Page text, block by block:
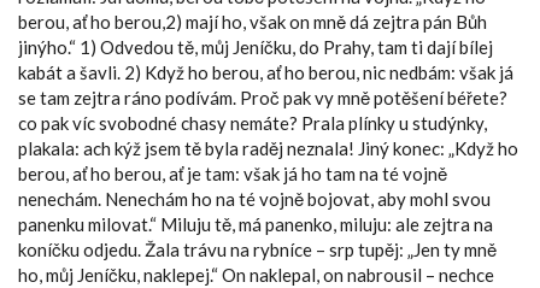
berou, ať ho berou,2) mají ho, však on mně dá zejtra pán Bůh
jinýho.“ 1) Odvedou tě, můj Jeníčku, do Prahy, tam ti dají bílej
kabát a šavli. 2) Když ho berou, ať ho berou, nic nedbám: však já
se tam zejtra ráno podívám. Proč pak vy mně potěšení béřete?
co pak víc svobodné chasy nemáte? Prala plínky u studýnky,
plakala: ach kýž jsem tě byla raděj neznala! Jiný konec: „Když ho
berou, ať ho berou, ať je tam: však já ho tam na té vojně
nenechám. Nenechám ho na té vojně bojovat, aby mohl svou
panenku milovat.“ Miluju tě, má panenko, miluju: ale zejtra na
koníčku odjedu. Žala trávu na rybníce – srp tupěj: „Jen ty mně
ho, můj Jeníčku, naklepej.“ On naklepal, on nabrousil – nechce